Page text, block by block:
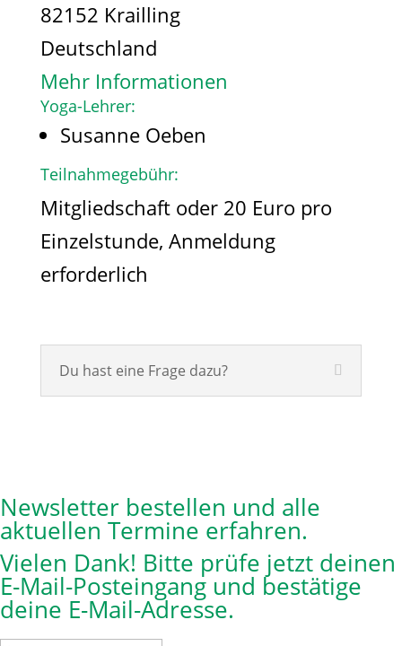
82152 Krailling
Deutschland
Mehr Informationen
Yoga-Lehrer:
Susanne Oeben
Teilnahmegebühr:
Mitgliedschaft oder 20 Euro pro
Einzelstunde, Anmeldung
erforderlich
Du hast eine Frage dazu?
Newsletter bestellen und alle
aktuellen Termine erfahren.
Vielen Dank! Bitte prüfe jetzt deinen
E-Mail-Posteingang und bestätige
deine E-Mail-Adresse.